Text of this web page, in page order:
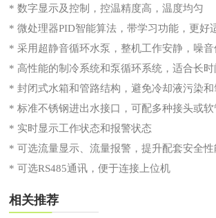
* 数字显示及控制，控温精度高，温度均匀
* 微处理器PID智能算法，带学习功能，更好
* 采用超静音循环水泵，整机工作安静，噪音
* 高性能的制冷系统和泵循环系统，适合长
* 封闭式水箱和管路结构，避免冷却液污染和
* 标准不锈钢进出水接口，可配多种接头或
* 实时显示工作状态和报警状态
* 可选流量显示、流量报警，提升配套安全性
* 可选RS485通讯，便于连接上位机
相关推荐